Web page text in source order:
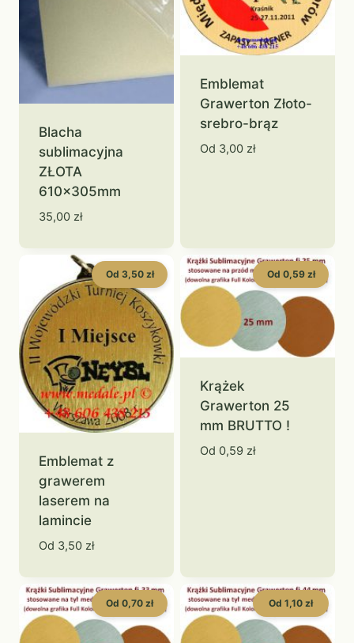
Blacha
sublimacyjna
ZŁOTA
610x305mm
35,00 zł
Emblemat
Grawerton Złoto-
srebro-brąz
Od 3,00 zł
Od 3,50 zł
Emblemat z
grawerem
laserem na
lamincie
Od 3,50 zł
Od 0,59 zł
Krążek
Grawerton 25
mm BRUTTO !
Od 0,59 zł
Od 0,70 zł Od 1,10 zł